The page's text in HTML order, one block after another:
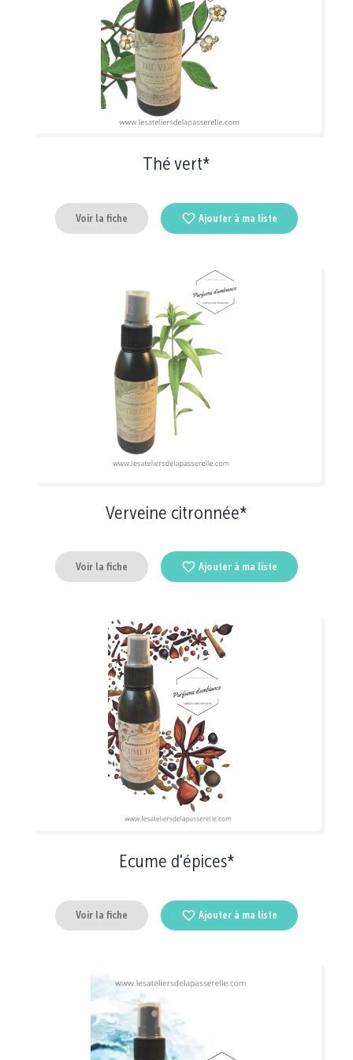
Thé vert*
Voir la fiche Ajouter à ma liste
Verveine citronnée*
Voir la fiche Ajouter à ma liste
Ecume d'épices*
Voir la fiche Ajouter à ma liste